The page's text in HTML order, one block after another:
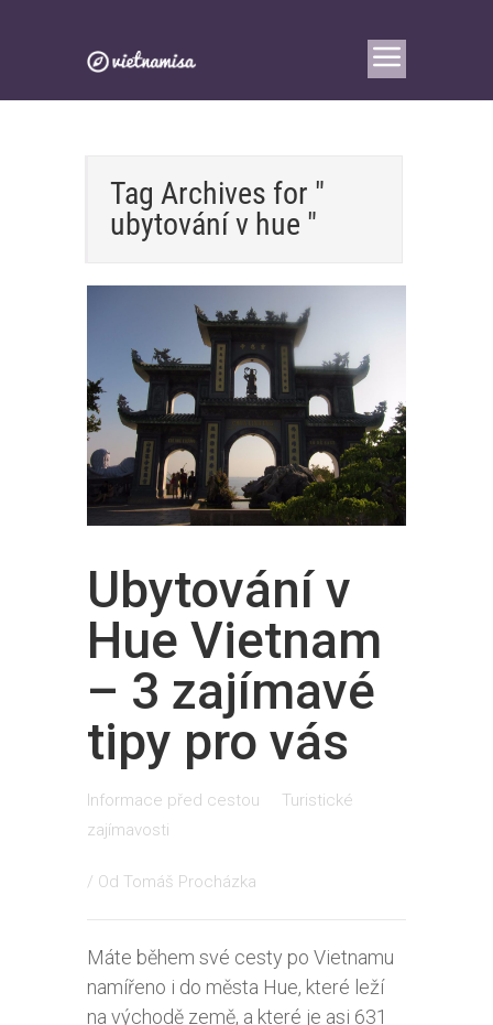
Tag Archives for "
ubytování v hue "
Ubytování v
Hue Vietnam
– 3 zajímavé
tipy pro vás
Informace před cestou
Turistické
zajímavosti
/ Od Tomáš Procházka
Máte během své cesty po Vietnamu
namířeno i do města Hue, které leží
na východě země, a které je asi 631